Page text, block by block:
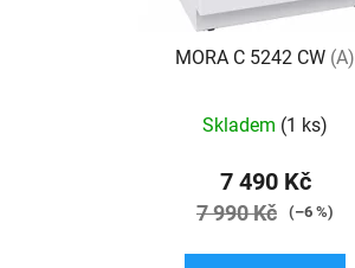
MORA C 5242 CW (A)
hodnocení
produktu
je
Skladem (1 ks)
7 490 Kč
7 990 Kč (–6 %)